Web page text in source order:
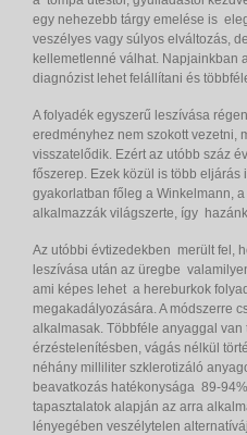
egy nehezebb tárgy emelése is
veszélyes vagy súlyos elváltozás,
kellemetlenné válhat. Napjainkban
diagnózist lehet felállítani és
A folyadék egyszerű leszívása
eredményhez nem szokott vezetni,
visszatelődik. Ezért az utóbb száz
főszerep. Ezek közül is több eljárás
gyakorlatban főleg a Winkelmann,
alkalmazzák világszerte, így
Az utóbbi évtizedekben merült fel,
leszívása után az üregbe
ami képes lehet a hereburkok
megakadályozására. A módszerre
alkalmasak. Többféle anyaggal van
érzéstelenítésben, vágás nélkül
néhány milliliter szklerotizáló
beavatkozás hatékonysága 89-
tapasztalatok alapján az arra
lényegében veszélytelen